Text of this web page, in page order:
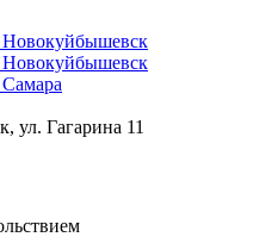
Новокуйбышевск
Новокуйбышевск
Самара
ул. Гагарина 11